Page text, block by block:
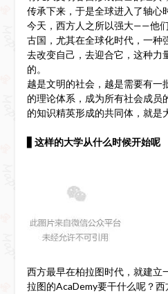
传承下来，于是全球进入了轴心
今天，西方人之所以强大——他
古国，尤其在全球化时代，一种
去改变自己，去迎合它，这种力
的。
越是文明的社会，越是需要有一
的理论体系，成为所有社会成员
的知识精英形成的共同体，就是
这样的大学从什么时候开始呢
西方最早在柏拉图时代，就建立
拉图的AcaDemy要干什么呢？